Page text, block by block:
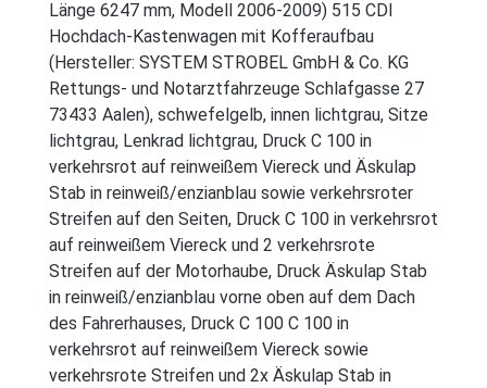
Länge 6247 mm, Modell 2006-2009) 515 CDI
Hochdach-Kastenwagen mit Kofferaufbau
(Hersteller: SYSTEM STROBEL GmbH & Co. KG
Rettungs- und Notarztfahrzeuge Schlafgasse 27
73433 Aalen), schwefelgelb, innen lichtgrau, Sitze
lichtgrau, Lenkrad lichtgrau, Druck C 100 in
verkehrsrot auf reinweißem Viereck und Äskulap
Stab in reinweiß/enzianblau sowie verkehrsroter
Streifen auf den Seiten, Druck C 100 in verkehrsrot
auf reinweißem Viereck und 2 verkehrsrote
Streifen auf der Motorhaube, Druck Äskulap Stab
in reinweiß/enzianblau vorne oben auf dem Dach
des Fahrerhauses, Druck C 100 C 100 in
verkehrsrot auf reinweißem Viereck sowie
verkehrsrote Streifen und 2x Äskulap Stab in